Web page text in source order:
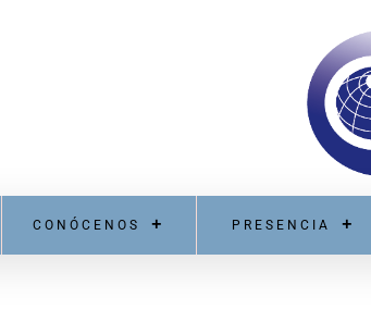
CONÓCENOS PRESENCIA